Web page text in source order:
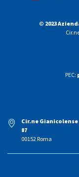
© 2023
PEC:
Cir.ne Gianicolense
87
00152 Roma